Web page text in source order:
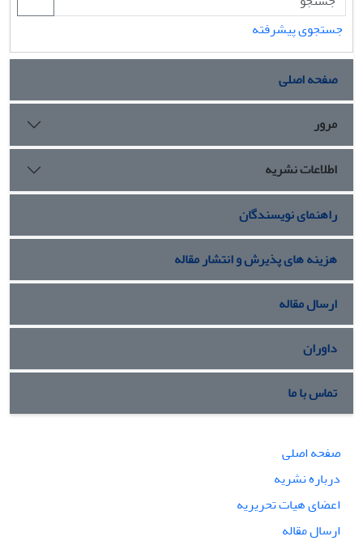
جستجوی پیشرفته
صفحه اصلی
مرور
اطلاعات نشریه
راهنمای نویسندگان
هزینه های پذیرش و انتشار مقاله
ارسال مقاله
داوران
تماس با ما
صفحه اصلی
درباره نشریه
اعضای هیات تحریریه
ارسال مقاله